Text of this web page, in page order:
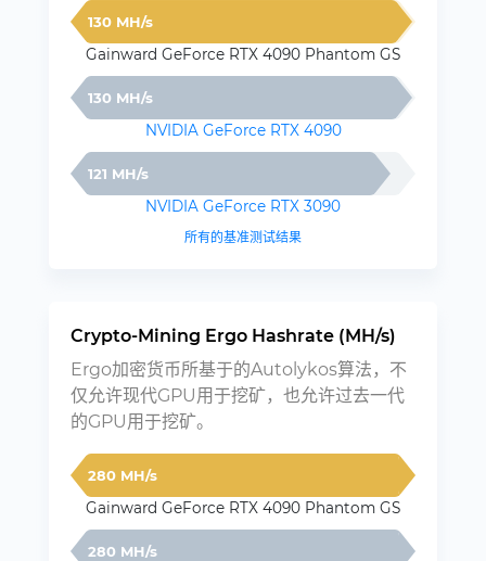
130 MH/s
Gainward GeForce RTX 4090 Phantom GS
130 MH/s
NVIDIA GeForce RTX 4090
121 MH/s
NVIDIA GeForce RTX 3090
所有的基准测试结果
Crypto-Mining Ergo Hashrate (MH/s)
Ergo加密货币所基于的Autolykos算法，不
仅允许现代GPU用于挖矿，也允许过去一代
的GPU用于挖矿。
280 MH/s
Gainward GeForce RTX 4090 Phantom GS
280 MH/s